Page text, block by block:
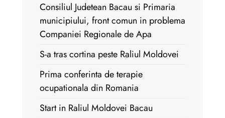
Consiliul Judetean Bacau si Primaria
municipiului, front comun in problema
Companiei Regionale de Apa
S-a tras cortina peste Raliul Moldovei
Prima conferinta de terapie
ocupationala din Romania
Start in Raliul Moldovei Bacau